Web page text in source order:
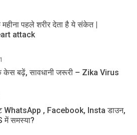
पहले शरीर देता है ये संकेत |
attack
केस बढ़ें, सावधानी जरूरी – Zika Virus
WhatsApp , Facebook, Insta डाउन,
में समस्या?